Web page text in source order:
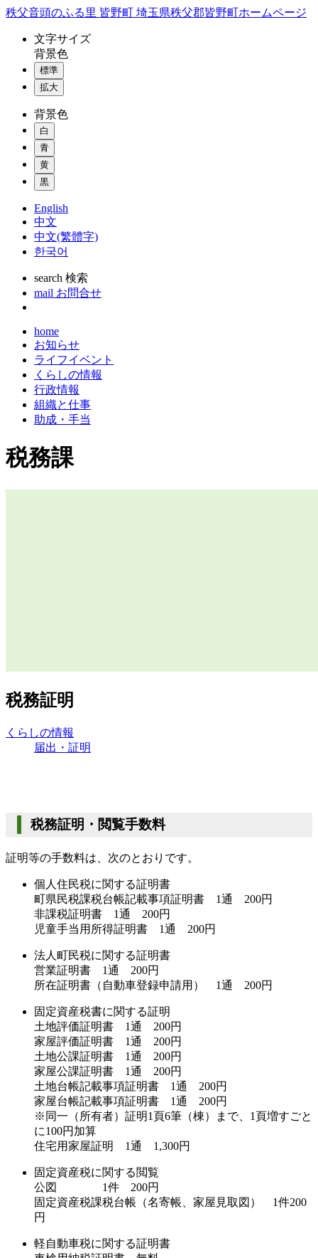
コ
秩父音頭のふる里 皆野町 埼玉県秩父郡皆野町ホームページ
文字サイズ
背景色
標準
拡大
背景色
白
青
黄
黒
English
中文
中文(繁體字)
한국어
search 検索
mail お問合せ
home
お知らせ
ライフイベント
くらしの情報
行政情報
組織と仕事
助成・手当
税務課
税務証明
くらしの情報
届出・証明
税務証明・閲覧手数料
証明等の手数料は、次のとおりです。
個人住民税に関する証明書
町県民税課税台帳記載事項証明書 1通 200円
非課税証明書 1通 200円
児童手当用所得証明書 1通 200円
法人町民税に関する証明書
営業証明書 1通 200円
所在証明書（自動車登録申請用） 1通 200円
固定資産税書に関する証明
土地評価証明書 1通 200円
家屋評価証明書 1通 200円
土地公課証明書 1通 200円
家屋公課証明書 1通 200円
土地台帳記載事項証明書 1通 200円
家屋台帳記載事項証明書 1通 200円
※同一（所有者）証明1頁6筆（棟）まで、1頁増すごと
に100円加算
住宅用家屋証明 1通 1,300円
固定資産税に関する閲覧
公図 1件 200円
固定資産税課税台帳（名寄帳、家屋見取図） 1件200
円
軽自動車税に関する証明書